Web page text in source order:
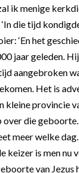
ik menige
die tijd
‘En het
jaar geleden.
aangebroken
Het is
kleine provincie
die
meer welke dag.
keizer is men nu
van